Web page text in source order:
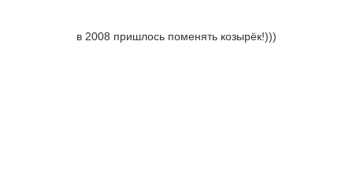
в 2008 пришлось поменять козырёк!)))